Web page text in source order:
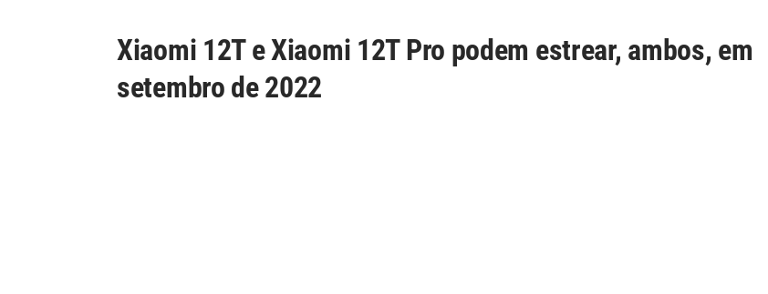
Xiaomi 12T e Xiaomi 12T Pro podem estrear, ambos, em
setembro de 2022